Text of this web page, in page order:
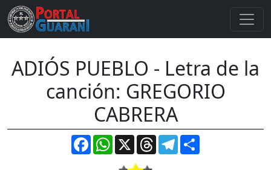
ADIÓS PUEBLO - Letra de la
canción: GREGORIO
CABRERA
FacebookWhatsApp
X ThreadsTelegram